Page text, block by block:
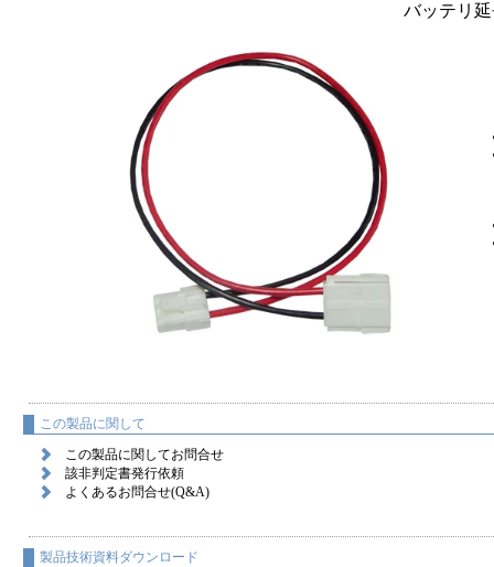
バッテリ
この製品に関して
この製品に関してお問合せ
該非判定書発行依頼
よくあるお問合せ(Q&A)
製品技術資料ダウンロード